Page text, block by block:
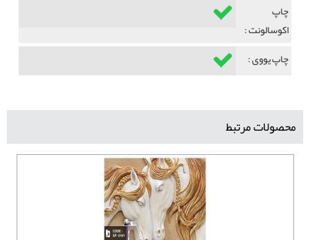
چاپ
اکوسالونت :
چاپ یووی :
محصولات مرتبط